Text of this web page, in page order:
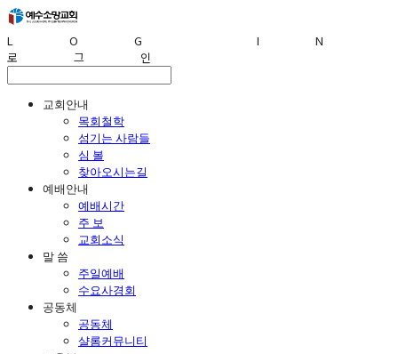
LOG IN
로그인
교회안내
목회철학
섬기는 사람들
심 볼
찾아오시는길
예배안내
예배시간
주 보
교회소식
말 씀
주일예배
수요사경회
공동체
공동체
샬롬커뮤니티